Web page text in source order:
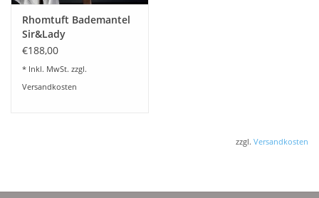
Rhomtuft Bademantel
Sir&Lady
€188,00
* Inkl. MwSt. zzgl.
Versandkosten
zzgl. Versandkosten